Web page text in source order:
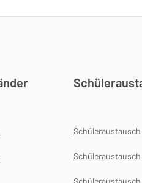
Schüleraustausch
Schüleraustausch